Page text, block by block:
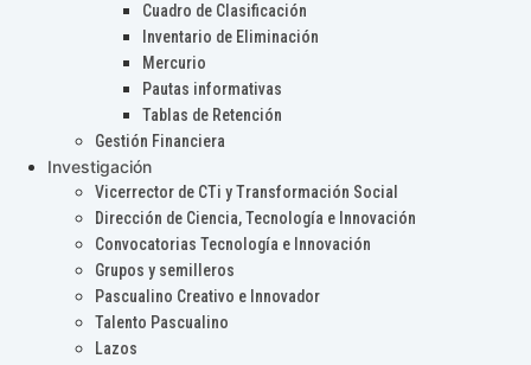
Cuadro de Clasificación
Inventario de Eliminación
Mercurio
Pautas informativas
Tablas de Retención
Gestión Financiera
Investigación
Vicerrector de CTi y Transformación Social
Dirección de Ciencia, Tecnología e Innovación
Convocatorias Tecnología e Innovación
Grupos y semilleros
Pascualino Creativo e Innovador
Talento Pascualino
Lazos